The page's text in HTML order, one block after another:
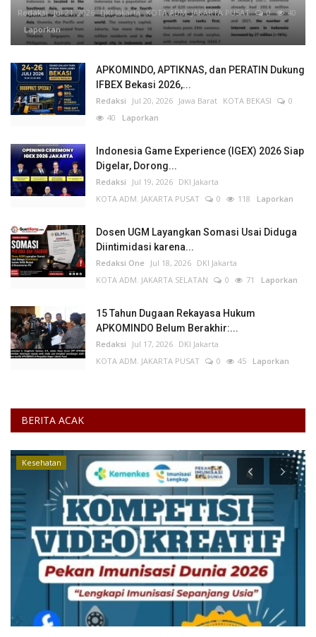
Redaksi Jul 21, 2026 DKI Jakarta KOTA ADM. JAKARTA PUSAT 0
40
Laporkan
APKOMINDO, APTIKNAS, dan PERATIN Dukung
IFBEX Bekasi 2026,...
Redaksi Jul 20, 2026 Jawa Barat KOTA BEKASI
0
40 Laporkan
Indonesia Game Experience (IGEX) 2026 Siap
Digelar, Dorong...
Redaksi Jul 19, 2026 DKI Jakarta
KOTA ADM. JAKARTA PUSAT
0 118 Laporkan
Dosen UGM Layangkan Somasi Usai Diduga
Diintimidasi karena...
Redaksi One Jul 18, 2026 DKI Jakarta
KOTA ADM. JAKARTA SELATAN
0 71 Laporkan
15 Tahun Dugaan Rekayasa Hukum
APKOMINDO Belum Berakhir:...
Redaksi Jul 17, 2026 DKI Jakarta
KOTA ADM. JAKARTA PUSAT
0 45 Laporkan
BERITA ACAK
Kesehatan